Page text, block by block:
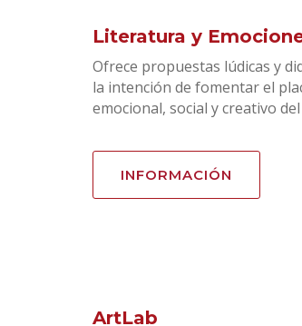
Literatura y
Ofrece propuestas lúdicas y
la intención de fomentar el
emocional, social y creativo
INFORMACIÓN
ArtLab